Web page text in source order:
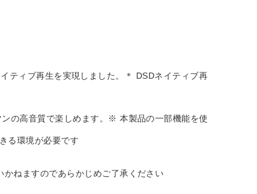
ティブ再生を実現しました。＊ DSDネイティブ再
の高音質で楽しめます。※ 本製品の一部機能を使
る環境が必要です
ねますのであらかじめご了承ください